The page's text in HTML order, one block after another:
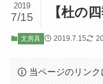
【杜の
2019
7/15
文房具 2019.7.15
当ページのリンク